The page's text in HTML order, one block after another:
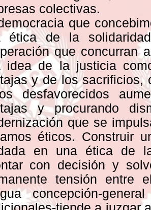
colectivas.
que
ética de la
que concurran
idea de la justicia
y de los sacrificios,
desfavorecidos
y procurando
que se
éticos. Construir
en una ética de
con decisión y
tensión entre
concepción-